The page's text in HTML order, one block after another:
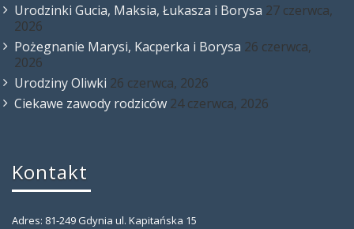
Urodzinki Gucia, Maksia, Łukasza i Borysa 27 czerwca,
2026
Pożegnanie Marysi, Kacperka i Borysa 26 czerwca,
2026
Urodziny Oliwki 26 czerwca, 2026
Ciekawe zawody rodziców 24 czerwca, 2026
Kontakt
Adres: 81-249 Gdynia ul. Kapitańska 15